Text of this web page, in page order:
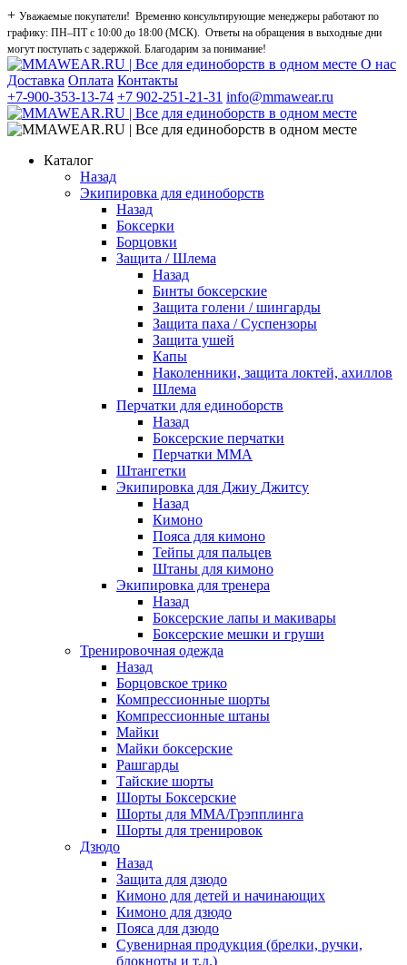
+ Уважаемые покупатели! Временно консультирующие менеджеры работают по
графику: ПН–ПТ с 10:00 до 18:00 (МСК). Ответы на обращения в выходные дни
могут поступать с задержкой. Благодарим за понимание!
О нас
Доставка Оплата Контакты
+7-900-353-13-74 +7 902-251-21-31 info@mmawear.ru
Каталог
Назад
Экипировка для единоборств
Назад
Боксерки
Борцовки
Защита / Шлема
Назад
Бинты боксерские
Защита голени / шингарды
Защита паха / Суспензоры
Защита ушей
Капы
Наколенники, защита локтей, ахиллов
Шлема
Перчатки для единоборств
Назад
Боксерские перчатки
Перчатки ММА
Штангетки
Экипировка для Джиу Джитсу
Назад
Кимоно
Пояса для кимоно
Тейпы для пальцев
Штаны для кимоно
Экипировка для тренера
Назад
Боксерские лапы и макивары
Боксерские мешки и груши
Тренировочная одежда
Назад
Борцовское трико
Компрессионные шорты
Компрессионные штаны
Майки
Майки боксерские
Рашгарды
Тайские шорты
Шорты Боксерские
Шорты для ММА/Грэпплинга
Шорты для тренировок
Дзюдо
Назад
Защита для дзюдо
Кимоно для детей и начинающих
Кимоно для дзюдо
Пояса для дзюдо
Сувенирная продукция (брелки, ручки,
блокноты и т.д.)